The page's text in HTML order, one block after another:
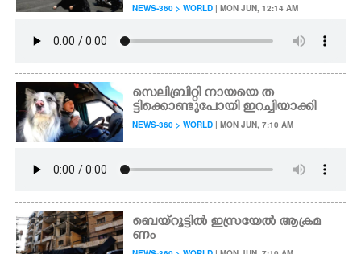
NEWS-360 > WORLD | MON JUN, 12:14 AM
സെലിബ്രിറ്റി നായയെ ത
ട്ടിക്കൊണ്ടുപോയി ഇറച്ചിയാക്കി
NEWS-360 > WORLD | MON JUN, 7:10 AM
ബെയ്റൂട്ടിൽ ഇസ്രയേൽ ആക്രമ
ണം